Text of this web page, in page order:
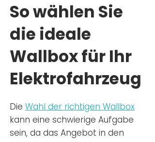
So wählen Sie
die ideale
Wallbox für Ihr
Elektrofahrzeug
Die Wahl der richtigen Wallbox
kann eine schwierige Aufgabe
sein, da das Angebot in den